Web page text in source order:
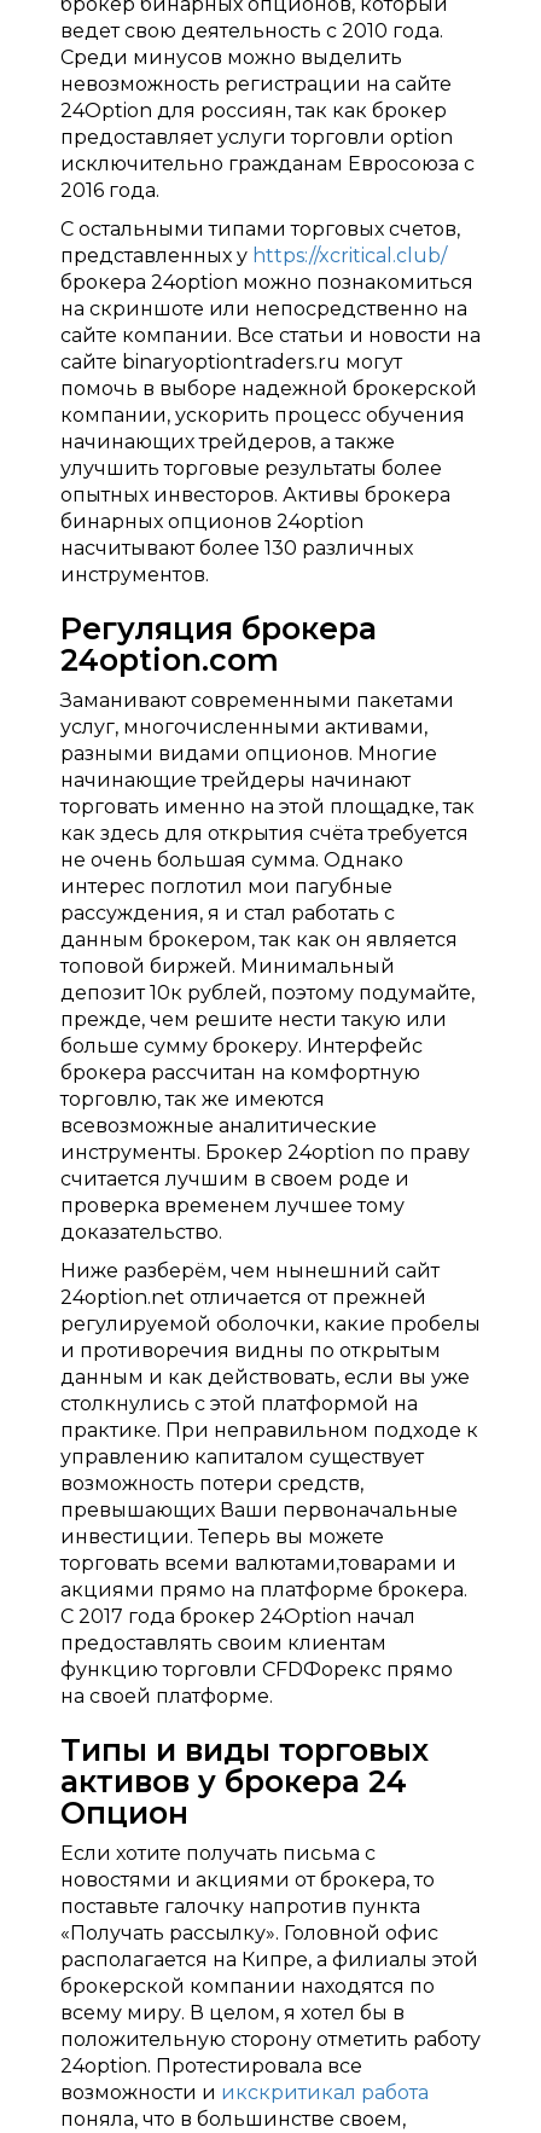
ведет свою деятельность с 2010 года.
Среди минусов можно выделить
невозможность регистрации на сайте
24Option для россиян, так как брокер
предоставляет услуги торговли option
исключительно гражданам Евросоюза с
2016 года.
С остальными типами торговых счетов,
представленных у https://xcritical.club/
брокера 24option можно познакомиться
на скриншоте или непосредственно на
сайте компании. Все статьи и новости на
сайте binaryoptiontraders.ru могут
помочь в выборе надежной брокерской
компании, ускорить процесс обучения
начинающих трейдеров, а также
улучшить торговые результаты более
опытных инвесторов. Активы брокера
бинарных опционов 24option
насчитывают более 130 различных
инструментов.
Регуляция брокера
24option.com
Заманивают современными пакетами
услуг, многочисленными активами,
разными видами опционов. Многие
начинающие трейдеры начинают
торговать именно на этой площадке, так
как здесь для открытия счёта требуется
не очень большая сумма. Однако
интерес поглотил мои пагубные
рассуждения, я и стал работать с
данным брокером, так как он является
топовой биржей. Минимальный
депозит 10к рублей, поэтому подумайте,
прежде, чем решите нести такую или
больше сумму брокеру. Интерфейс
брокера рассчитан на комфортную
торговлю, так же имеются
всевозможные аналитические
инструменты. Брокер 24option по праву
считается лучшим в своем роде и
проверка временем лучшее тому
доказательство.
Ниже разберём, чем нынешний сайт
24option.net отличается от прежней
регулируемой оболочки, какие пробелы
и противоречия видны по открытым
данным и как действовать, если вы уже
столкнулись с этой платформой на
практике. При неправильном подходе к
управлению капиталом существует
возможность потери средств,
превышающих Ваши первоначальные
инвестиции. Теперь вы можете
торговать всеми валютами,товарами и
акциями прямо на платформе брокера.
C 2017 года брокер 24Option начал
предоставлять своим клиентам
функцию торговли CFDФорекс прямо
на своей платформе.
Типы и виды торговых
активов у брокера 24
Опцион
Если хотите получать письма с
новостями и акциями от брокера, то
поставьте галочку напротив пункта
«Получать рассылку». Головной офис
располагается на Кипре, а филиалы этой
брокерской компании находятся по
всему миру. В целом, я хотел бы в
положительную сторону отметить работу
24option. Протестировала все
возможности и икскритикал работа
поняла, что в большинстве своем,